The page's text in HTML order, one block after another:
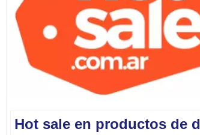
Hot sale en productos de